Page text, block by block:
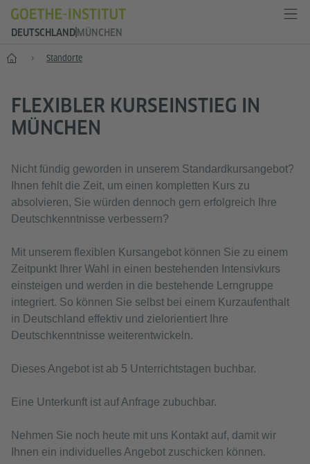
DEUTSCHLAND MÜNCHEN
-- Standorte
FLEXIBLER KURSEINSTIEG IN
MÜNCHEN
Nicht fündig geworden in unserem Standardkursangebot?
Ihnen fehlt die Zeit, um einen kompletten Kurs zu
absolvieren, Sie würden dennoch gern erfolgreich Ihre
Deutschkenntnisse verbessern?
Mit unserem flexiblen Kursangebot können Sie zu einem
Zeitpunkt Ihrer Wahl in einen bestehenden Intensivkurs
einsteigen und werden in die bestehende Lerngruppe
integriert. So können Sie selbst bei einem Kurzaufenthalt
in Deutschland effektiv und zielorientiert Ihre
Deutschkenntnisse weiterentwickeln.
Dieses Angebot ist ab 5 Unterrichtstagen buchbar.
Eine Unterkunft ist auf Anfrage zubuchbar.
Nehmen Sie noch heute mit uns Kontakt auf, damit wir
Ihnen ein individuelles Angebot zuschicken können.